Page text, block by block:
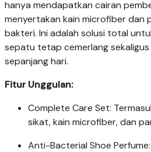
hanya mendapatkan cairan
menyertakan kain microfiber dan
bakteri. Ini adalah solusi total
sepatu tetap cemerlang
sepanjang hari.
Fitur Unggulan:
Complete Care Set:
sikat, kain microfiber, dan
Anti-Bacterial Shoe